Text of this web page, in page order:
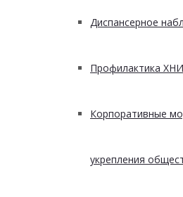
Диспансерное
Профилактика
Корпоративные
укрепления